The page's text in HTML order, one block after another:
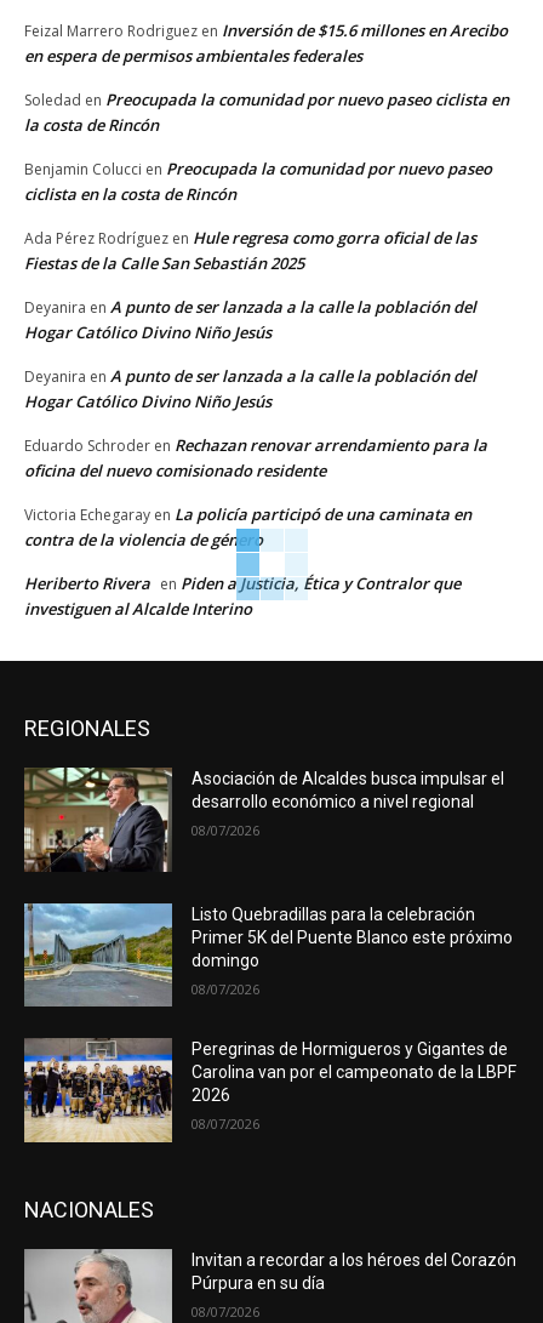
Feizal Marrero Rodriguez en Inversión de $15.6 millones en Arecibo
en espera de permisos ambientales federales
Soledad en Preocupada la comunidad por nuevo paseo ciclista en
la costa de Rincón
Benjamin Colucci en Preocupada la comunidad por nuevo paseo
ciclista en la costa de Rincón
Ada Pérez Rodríguez en Hule regresa como gorra oficial de las
Fiestas de la Calle San Sebastián 2025
Deyanira en A punto de ser lanzada a la calle la población del
Hogar Católico Divino Niño Jesús
Deyanira en A punto de ser lanzada a la calle la población del
Hogar Católico Divino Niño Jesús
Eduardo Schroder en Rechazan renovar arrendamiento para la
oficina del nuevo comisionado residente
Victoria Echegaray en La policía participó de una caminata en
contra de la violencia de género
Heriberto Rivera en Piden a Justicia, Ética y Contralor que
investiguen al Alcalde Interino
REGIONALES
Asociación de Alcaldes busca impulsar el
desarrollo económico a nivel regional
08/07/2026
Listo Quebradillas para la celebración
Primer 5K del Puente Blanco este próximo
domingo
08/07/2026
Peregrinas de Hormigueros y Gigantes de
Carolina van por el campeonato de la LBPF
2026
08/07/2026
NACIONALES
Invitan a recordar a los héroes del Corazón
Púrpura en su día
08/07/2026